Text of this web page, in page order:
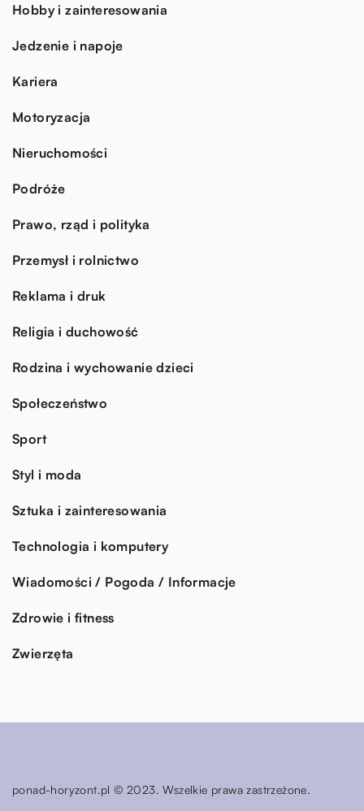
Hobby i zainteresowania
Jedzenie i napoje
Kariera
Motoryzacja
Nieruchomości
Podróże
Prawo, rząd i polityka
Przemysł i rolnictwo
Reklama i druk
Religia i duchowość
Rodzina i wychowanie dzieci
Społeczeństwo
Sport
Styl i moda
Sztuka i zainteresowania
Technologia i komputery
Wiadomości / Pogoda / Informacje
Zdrowie i fitness
Zwierzęta
ponad-horyzont.pl © 2023. Wszelkie prawa zastrzeżone.